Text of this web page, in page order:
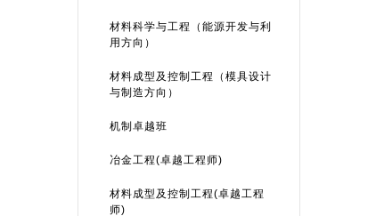
材料科学与工程（能源开发与利
用方向）
材料成型及控制工程（模具设计
与制造方向）
机制卓越班
冶金工程(卓越工程师)
材料成型及控制工程(卓越工程
师)